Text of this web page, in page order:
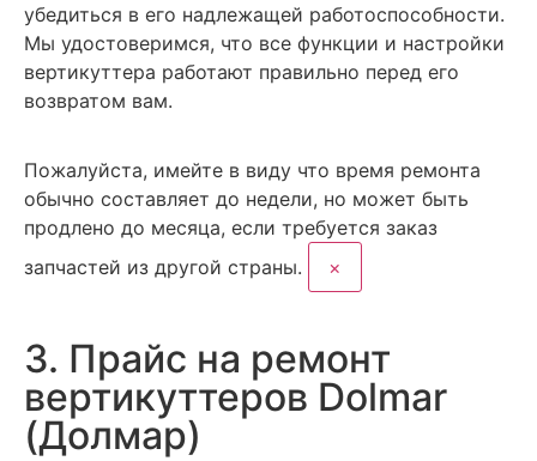
убедиться в его надлежащей работоспособности.
Мы удостоверимся, что все функции и настройки
вертикуттера работают правильно перед его
возвратом вам.
Пожалуйста, имейте в виду что время ремонта
обычно составляет до недели, но может быть
продлено до месяца, если требуется заказ
запчастей из другой страны.
×
3. Прайс на ремонт
вертикуттеров Dolmar
(Долмар)